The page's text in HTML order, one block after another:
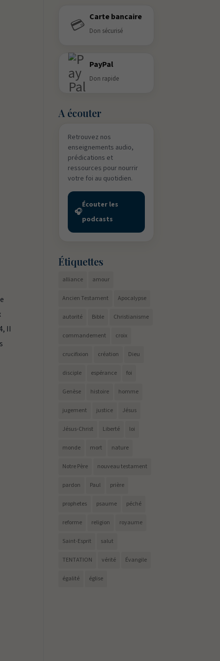
II
💳 Carte bancaire
Don sécurisé
PayPal
Don rapide
A écouter
Retrouvez nos
enseignements audio,
prédications et
ressources pour nourrir
votre foi au quotidien.
🎧
Écouter les
podcasts
Étiquettes
alliance amour
Ancien Testament Apocalypse
autorité Bible Christianisme
commandement croix
crucifixion création Dieu
disciple espérance foi
Genèse histoire homme
jugement justice Jésus
Jésus-Christ Liberté loi
monde mort nature
Notre Père nouveau testament
pardon Paul prière
prophetes psaume péché
reforme religion royaume
Saint-Esprit salut
TENTATION vérité Évangile
égalité église